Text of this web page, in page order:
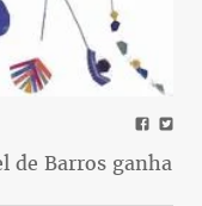
de Barros ganha